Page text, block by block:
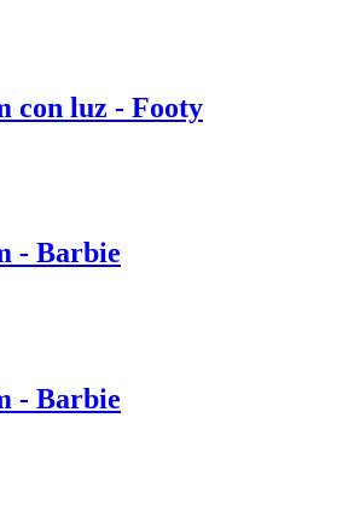
con luz - Footy
- Barbie
- Barbie